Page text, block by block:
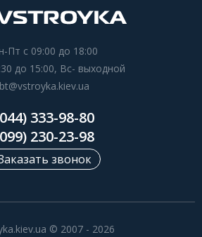
Пт с 09:00 до 18:00
до 15:00, Вс- выходной
bt@vstroyka.kiev.ua
333-98-80
230-23-98
звонок
© 2007 - 2026